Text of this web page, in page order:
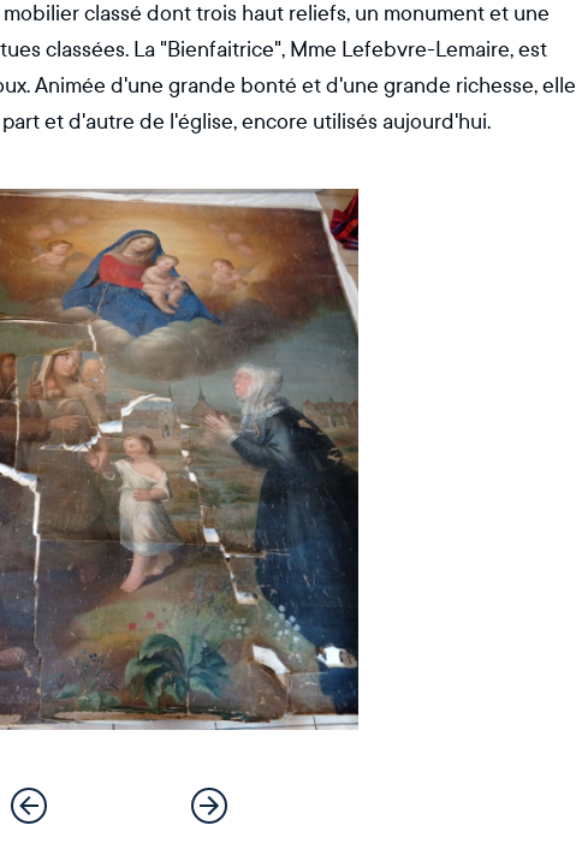
classé dont trois haut reliefs, un monument et une
classées. La "Bienfaitrice", Mme Lefebvre-Lemaire, est
Animée d'une grande bonté et d'une grande richesse, elle
et d'autre de l'église, encore utilisés aujourd'hui.